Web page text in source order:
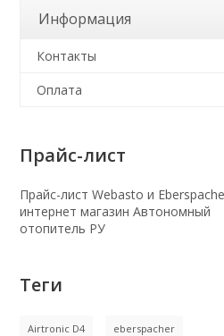
Информация
Контакты
Оплата
Прайс-лист
Прайс-лист Webasto и
интернет магазин Автономный
отопитель РУ
Теги
Airtronic D4 eberspacher